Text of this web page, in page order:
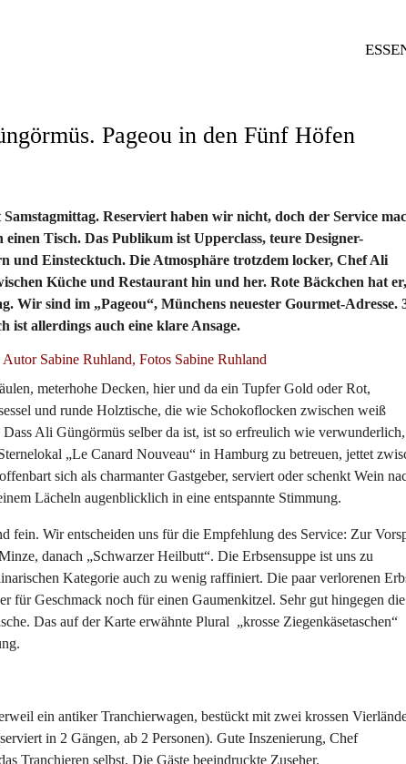
Pageou in den Fünf Höfen
Reserviert haben wir nicht, doch der Service
Tisch. Das Publikum ist Upperclass, teure Designer-
und Einstecktuch. Die Atmosphäre trotzdem locker, Chef Ali
Küche und Restaurant hin und her. Rote Bäckchen hat
Wir sind im „Pageou“, Münchens neuester Gourmet-Adresse.
ist allerdings auch eine klare Ansage.
Autor Sabine Ruhland, Fotos Sabine Ruhland
meterhohe Decken, hier und da ein Tupfer Gold oder Rot,
und runde Holztische, die wie Schokoflocken zwischen weiß
Ali Güngörmüs selber da ist, ist so erfreulich wie verwunderlich,
„Le Canard Nouveau“ in Hamburg zu betreuen, jettet
sich als charmanter Gastgeber, serviert oder schenkt Wein
Lächeln augenblicklich in eine entspannte Stimmung.
fein. Wir entscheiden uns für die Empfehlung des Service: Zur
danach „Schwarzer Heilbutt“. Die Erbsensuppe ist uns zu
Kategorie auch zu wenig raffiniert. Die paar verlorenen
für Geschmack noch für einen Gaumenkitzel. Sehr gut hingegen die
Das auf der Karte erwähnte Plural „krosse Ziegenkäsetaschen“
ein antiker Tranchierwagen, bestückt mit zwei krossen
in 2 Gängen, ab 2 Personen). Gute Inszenierung, Chef
Tranchieren selbst. Die Gäste beeindruckte Zuseher.